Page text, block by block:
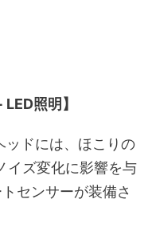
照明】
ッドには、ほこりの
イズ変化に影響を与
センサーが装備さ